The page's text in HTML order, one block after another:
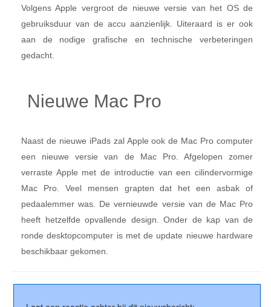
Volgens Apple vergroot de nieuwe versie van het OS de
gebruiksduur van de accu aanzienlijk. Uiteraard is er ook
aan de nodige grafische en technische verbeteringen
gedacht.
Nieuwe Mac Pro
Naast de nieuwe iPads zal Apple ook de Mac Pro computer
een nieuwe versie van de Mac Pro. Afgelopen zomer
verraste Apple met de introductie van een cilindervormige
Mac Pro. Veel mensen grapten dat het een asbak of
pedaalemmer was. De vernieuwde versie van de Mac Pro
heeft hetzelfde opvallende design. Onder de kap van de
ronde desktopcomputer is met de update nieuwe hardware
beschikbaar gekomen.